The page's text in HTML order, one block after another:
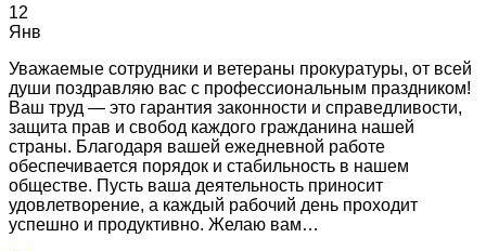
12
Янв
Уважаемые сотрудники и ветераны прокуратуры, от всей
души поздравляю вас с профессиональным праздником!
Ваш труд — это гарантия законности и справедливости,
защита прав и свобод каждого гражданина нашей
страны. Благодаря вашей ежедневной работе
обеспечивается порядок и стабильность в нашем
обществе. Пусть ваша деятельность приносит
удовлетворение, а каждый рабочий день проходит
успешно и продуктивно. Желаю вам…